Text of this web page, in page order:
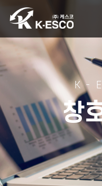
K-
창